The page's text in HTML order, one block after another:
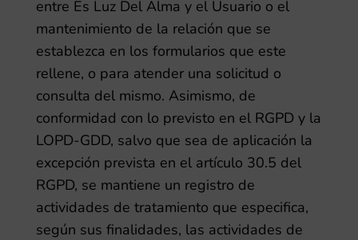
entre Es Luz Del Alma y el Usuario o el
mantenimiento de la relación que se
establezca en los formularios que este
rellene, o para atender una solicitud o
consulta del mismo. Asimismo, de
conformidad con lo previsto en el RGPD y la
LOPD-GDD, salvo que sea de aplicación la
excepción prevista en el artículo 30.5 del
RGPD, se mantiene un registro de
actividades de tratamiento que especifica,
según sus finalidades, las actividades de